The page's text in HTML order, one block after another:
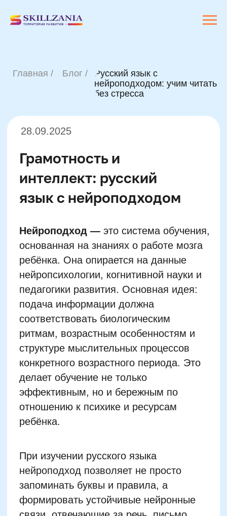
Грамотность и
интеллект: русский
Нейроподход — это система обучения,
основанная на знаниях о работе мозга
ребёнка. Она опирается на данные
нейропсихологии, когнитивной науки и
педагогики развития. Основная идея:
соответствовать биологическим
ритмам, возрастным особенностям и
структуре мыслительных процессов
конкретного возрастного периода. Это
делает обучение не только
эффективным, но и бережным по
отношению к психике и ресурсам
ребёнка.
нейроподход позволяет не просто
запоминать буквы и правила, а
связи, отвечающие за речь, письмо,
слуховое восприятие и грамотность.
Учитывается, как развивается
слухомоторная координация,
зрительная память, межполушарное
взаимодействие. Такой подход
формированию метанавыков — умения
учиться и гибко использовать язык в
разных контекстах.